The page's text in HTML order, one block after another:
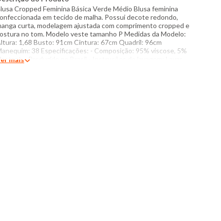
Cropped Feminina Básica Verde Médio Blusa feminina
em tecido de malha. Possui decote redondo,
curta, modelagem ajustada com comprimento cropped e
no tom. Modelo veste tamanho P Medidas da Modelo:
1,68 Busto: 91cm Cintura: 67cm Quadril: 96cm
38 Especificações: - Composição: 95% viscose, 5%
- Produzido no Brasil - Instruções de lavagem: Lavar
mais